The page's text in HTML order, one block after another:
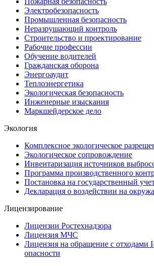
Электробезопасность
Промышленная безопасность
Неразрушающий контроль
Строительство и проектирование
Рабочие профессии
Обучение водителей
Гражданская оборона
Энергоаудит
Теплоэнергетика
Экологическая безопасность
Инженерные изыскания
Маркшейдерское дело
Экология
Комплексное экологическое
Экологическое сопровождение
Инвентаризация источников
Программа производственного
Постановка на государственный
Декларация о воздействии на
Лицензирование
Лицензии Ростехнадзора
Лицензия МЧС
Лицензия на обращение с отходами
опасности